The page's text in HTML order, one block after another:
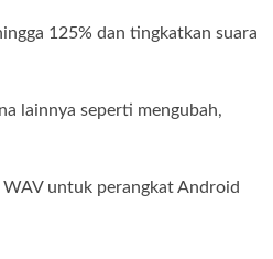
125% dan tingkatkan suara
lainnya seperti mengubah,
untuk perangkat Android